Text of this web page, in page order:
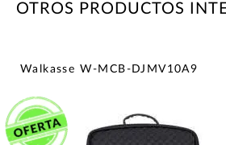
OTROS PRODUCTOS
Walkasse W-MCB-DJMV10A9